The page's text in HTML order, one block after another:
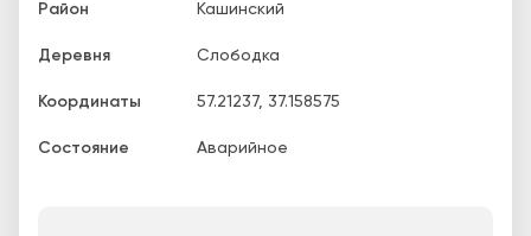
Район Кашинский
Деревня Слободка
Координаты 57.21237, 37.158575
Состояние Аварийное